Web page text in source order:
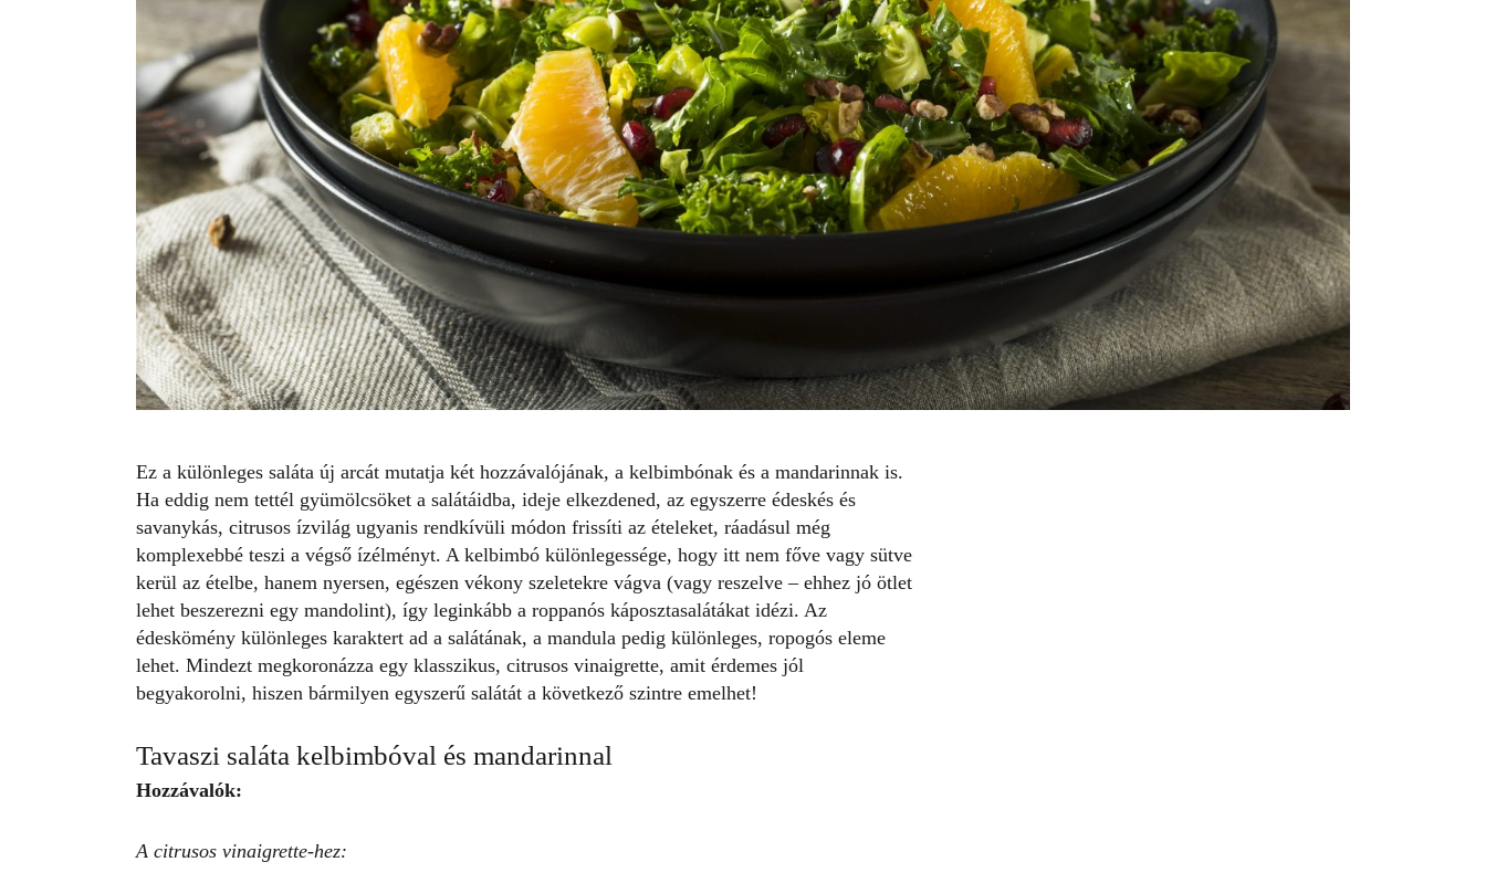
Ez a különleges saláta új arcát mutatja két hozzávalójának, a kelbimbónak és a mandarinnak is.
Ha eddig nem tettél gyümölcsöket a salátáidba, ideje elkezdened, az egyszerre édeskés és
savanykás, citrusos ízvilág ugyanis rendkívüli módon frissíti az ételeket, ráadásul még
komplexebbé teszi a végső ízélményt. A kelbimbó különlegessége, hogy itt nem főve vagy sütve
kerül az ételbe, hanem nyersen, egészen vékony szeletekre vágva (vagy reszelve – ehhez jó ötlet
lehet beszerezni egy mandolint), így leginkább a roppanós káposztasalátákat idézi. Az
édeskömény különleges karaktert ad a salátának, a mandula pedig különleges, ropogós eleme
lehet. Mindezt megkoronázza egy klasszikus, citrusos vinaigrette, amit érdemes jól
begyakorolni, hiszen bármilyen egyszerű salátát a következő szintre emelhet!
Tavaszi saláta kelbimbóval és mandarinnal
Hozzávalók:
A citrusos vinaigrette-hez: